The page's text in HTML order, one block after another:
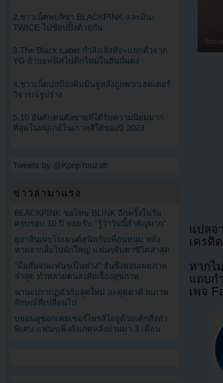
แปล
เครดิ
หากไ
แถบก
เพจ
2.ชาวเน็ตพบลิซ่า BLACKPINK และมินะ
TWICE ไปช้อปปิ้งด้วยกัน
3.The Black Label กำลังเล็งที่จะแยกตัวจาก
YG ย้ายอฟฟิศไปตึกใหม่ในฮันนัมดง
4.ชาวเน็ตปกป้องคิมมินจูหลังถูกพวกเฮดเตอร์
วิจารณ์รูปร่าง
5.10 อันดับคนดังชายที่ได้รับความนิยมมาก
ที่สุดในหมู่เกย์ในเกาหลีใต้ของปี 2023
Tweets by @KpopYouzab
ข่าวล่ามาแรง
BLACKPINK ขอโทษ BLINK อีกครั้งในวัน
ครบรอบ 10 ปี ยอมรับ “รู้ว่าวันนี้สำคัญมาก”
ยูอาอินเผยโมเมนต์สนิทกับเพื่อนหนุ่ม หลัง
หายจากสื่อไปพักใหญ่ แฟนๆจับตาชีวิตล่าสุด
“มือสั่นจนแฟนๆเป็นห่วง” ฮันซึงยอนเผยภาพ
ล่าสุด ทำหลายคนสงสัยเรื่องสุขภาพ
นานะปรากฏตัวกับลุคใหม่ สะดุดตาด้วยภาพ
ลักษณ์ที่เปลี่ยนไป
บยอนอูซอกเคยเซอร์ไพรส์ไอยูด้วยเค้กสั่งทำ
พิเศษ แฟนๆเพิ่งสังเกตหลังผ่านมา 3 เดือน